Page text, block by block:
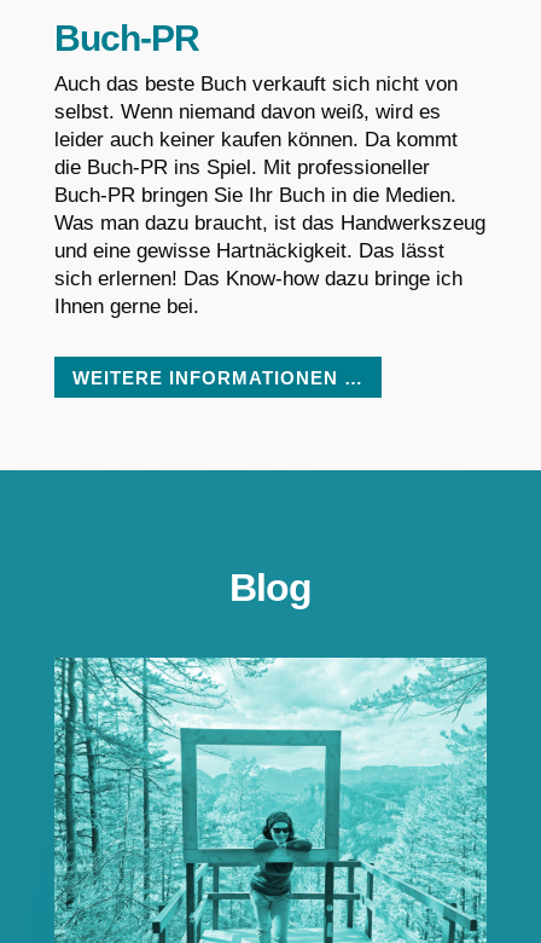
Buch-PR
Auch das beste Buch verkauft sich nicht von
selbst. Wenn niemand davon weiß, wird es
leider auch keiner kaufen können. Da kommt
die Buch-PR ins Spiel. Mit professioneller
Buch-PR bringen Sie Ihr Buch in die Medien.
Was man dazu braucht, ist das Handwerkszeug
und eine gewisse Hartnäckigkeit. Das lässt
sich erlernen! Das Know-how dazu bringe ich
Ihnen gerne bei.
WEITERE INFORMATIONEN …
Blog